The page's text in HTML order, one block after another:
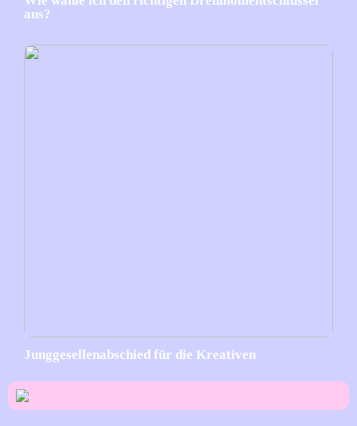
aus?
Junggesellenabschied für die Kreativen